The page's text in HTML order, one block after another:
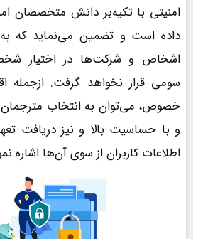
امنیتی با تکیه‌بر دانش متخصصان
داده است و تضمین می‌نماید که
اشخاص و شرکت‌ها در اختیار
سومی قرار نخواهد گرفت. ازجمله
خصوص، می‌توان به انتخاب
و با حساسیت بالا و نیز دریافت
اطلاعات کاربران از سوی آن‌ها اشاره